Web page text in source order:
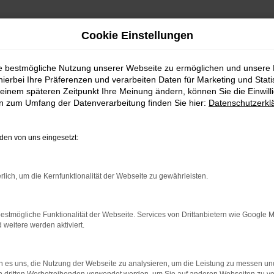
für Gambach und Umgebung geeignet
für Gambach
ein echtes Topmodell. Für Gambach
für den ländlichen Bereich wie den
und ist seit dieser Zeit fest in der Wetterau
sich auf einen exzellenten Service und viel
erläutern Ihnen gerne, warum das so ist.
Cookie Einstellungen
bestmögliche Nutzung unserer Webseite zu ermöglichen und unsere
Ihre Präferenzen und verarbeiten Daten für Marketing und
späteren Zeitpunkt Ihre Meinung ändern, können Sie die
zum Umfang der Datenverarbeitung finden Sie hier:
von uns eingesetzt:
um die Kernfunktionalität der Webseite zu gewährleisten.
Funktionalität der Webseite. Services von Drittanbietern wie Google
weitere werden aktiviert.
es uns, die Nutzung der Webseite zu analysieren, um die Leistung zu messen